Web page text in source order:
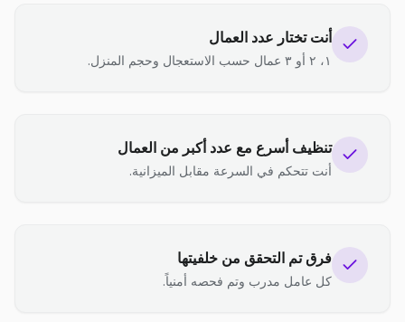
أنت تختار عدد العمال
١، ٢ أو ٣ عمال حسب الاستعجال وحجم المنزل.
تنظيف أسرع مع عدد أكبر من العمال
أنت تتحكم في السرعة مقابل الميزانية.
فرق تم التحقق من خلفيتها
كل عامل مدرب وتم فحصه أمنياً.